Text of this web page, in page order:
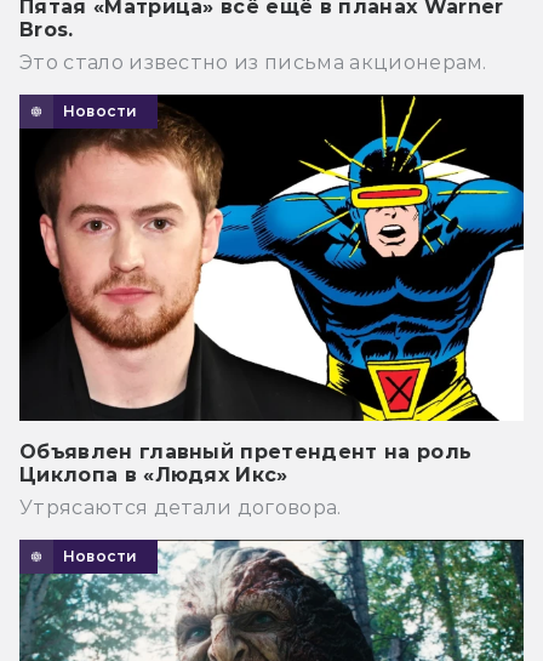
Пятая «Матрица» всё ещё в планах Warner
Bros.
Это стало известно из письма акционерам.
Новости
Объявлен главный претендент на роль
Циклопа в «Людях Икс»
Утрясаются детали договора.
Новости